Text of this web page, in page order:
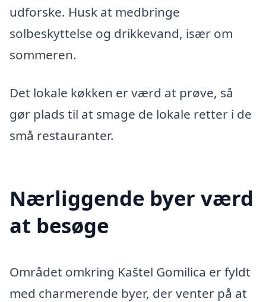
udforske. Husk at medbringe
solbeskyttelse og drikkevand, især om
sommeren.
Det lokale køkken er værd at prøve, så
gør plads til at smage de lokale retter i de
små restauranter.
Nærliggende byer værd
at besøge
Området omkring Kaštel Gomilica er fyldt
med charmerende byer, der venter på at